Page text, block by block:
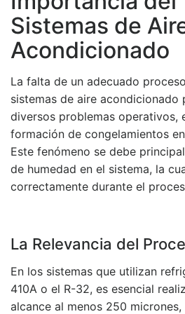
4. – SENSOR DE POZO
4. – CUESTIONARIO
10 Minuto
4 preguntas
5. – TUBO DOBLADO
5. – CUESTIONARIO
10 Minuto
5 preguntas
10 Minuto
4 preguntas
7. – SERPENTÍN SUCIO
Sistemas de
Acondicionado
La falta de un adecuado
sistemas de aire acondicionado
diversos problemas operativos,
formación de congelamientos
Este fenómeno se debe
de humedad en el sistema, la
correctamente durante el
La Relevancia del
En los sistemas que utilizan
410A o el R-32, es esencial
alcance al menos 250
+52 (644) 410 9800
Puebla 270. Centro.
Obregón, Son, Mx. C.P.
Enlaces
Mirage México Únete al